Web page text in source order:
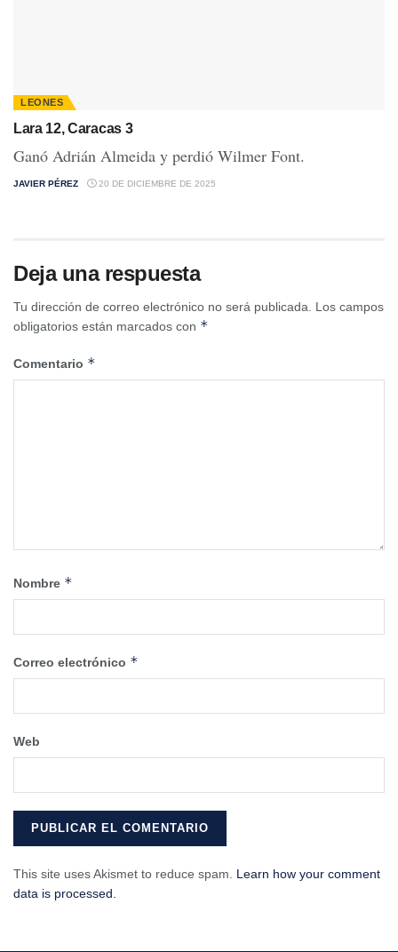
LEONES
Lara 12, Caracas 3
Ganó Adrián Almeida y perdió Wilmer Font.
JAVIER PÉREZ 20 DE DICIEMBRE DE 2025
Deja una respuesta
Tu dirección de correo electrónico no será publicada.
Los campos
obligatorios están marcados con *
Comentario *
Nombre *
Correo electrónico *
Web
This site uses Akismet to reduce spam. Learn how your comment
data is processed.